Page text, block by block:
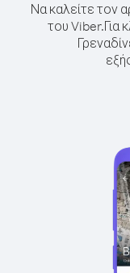
Να καλείτε τον
του Viber.Για